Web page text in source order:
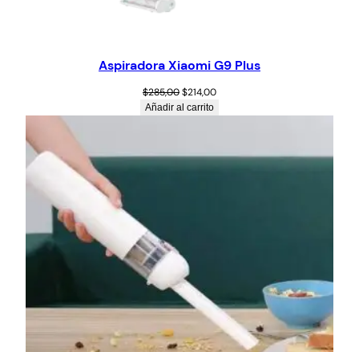
Aspiradora Xiaomi G9 Plus
$285,00$214,00
Añadir al carrito